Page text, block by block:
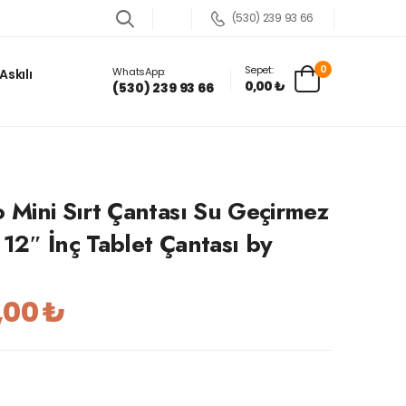
(530) 239 93 66
WhatsApp:
(530) 239 93 66
Sepet:
0,00 ₺
0
Sırt Çantası Su Geçirmez
İnç Tablet Çantası by
₺